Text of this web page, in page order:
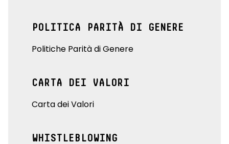
POLITICA PARITÀ DI GENERE
Politiche Parità di Genere
CARTA DEI VALORI
Carta dei Valori
WHISTLEBLOWING